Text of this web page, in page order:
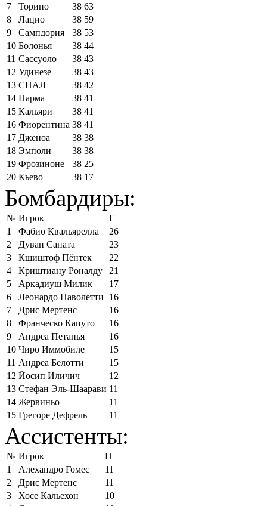
7
Торино 38 63
8
Лацио 38 59
9
Сампдория 38 53
10 Болонья 38 44
11 Сассуоло 38 43
12 Удинезе 38 43
13 СПАЛ 38 42
14 Парма 38 41
15 Кальяри 38 41
16 Фиорентина 38 41
17 Дженоа 38 38
18 Эмполи 38 38
19 Фрозиноне 38 25
20 Кьево 38 17
Бомбардиры:
№ Игрок
Г
1
Фабио Квальярелла
26
2
Дуван Сапата
23
3
Кшиштоф Пёнтек
22
4
Криштиану Роналду
21
5
Аркадиуш Милик
17
6
Леонардо Паволетти
16
7
Дрис Мертенс
16
8
Франческо Капуто
16
9
Андреа Петанья
16
10 Чиро Иммобиле
15
11 Андреа Белотти
15
12 Йосип Иличич
12
13 Стефан Эль-Шаарави 11
14 Жервиньо
11
15 Грегоре Дефрель 11
Ассистенты:
№ Игрок
П
1
Алехандро Гомес
11
2
Дрис Мертенс
11
3
Хосе Кальехон
10